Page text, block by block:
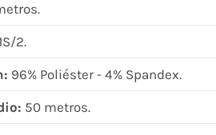
2.
96% Poliéster - 4% Spandex.
50 metros.